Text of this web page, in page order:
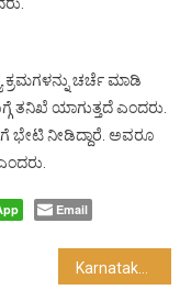
ಕ್ರಮಗಳನ್ನು ಚರ್ಚೆ ಮಾಡಿ
ತನಿಖೆ ಯಾಗುತ್ತದೆ ಎಂದರು.
ಭೇಟಿ ನೀಡಿದ್ದಾರೆ. ಅವರೂ
Email